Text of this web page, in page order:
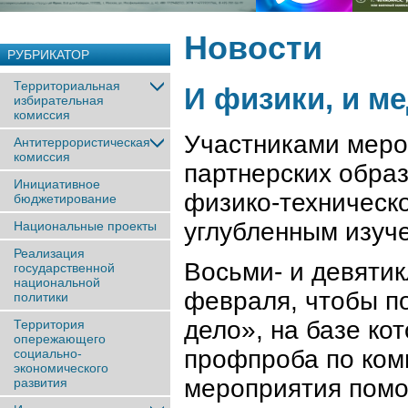
РУБРИКАТОР
Территориальная
избирательная
комиссия
Антитеррористическая
комиссия
Инициативное
бюджетирование
Национальные проекты
Реализация
государственной
национальной
политики
Территория
опережающего
социально-
экономического
развития
Новости
И физики, и
Участниками
партнерских
физико-
углубленным
Восьми- и
февраля, чтобы
дело», на базе
профпроба по
мероприятия